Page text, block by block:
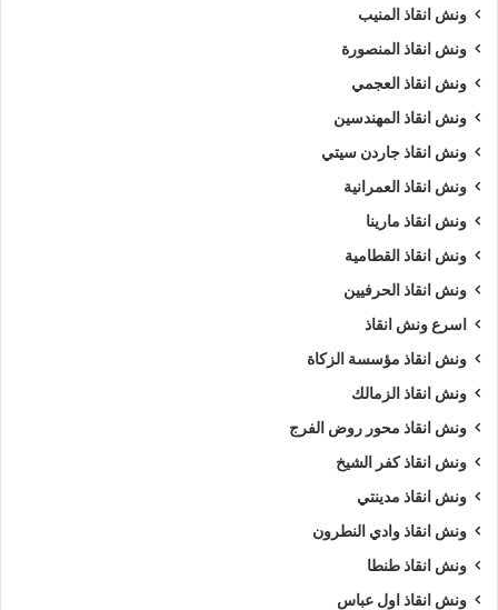
ونش انقاذ المنيب
ونش انقاذ المنصورة
ونش انقاذ العجمي
ونش انقاذ المهندسين
ونش انقاذ جاردن سيتي
ونش انقاذ العمرانية
ونش انقاذ مارينا
ونش انقاذ القطامية
ونش انقاذ الحرفيين
اسرع ونش انقاذ
ونش انقاذ مؤسسة الزكاة
ونش انقاذ الزمالك
ونش انقاذ محور روض الفرج
ونش انقاذ كفر الشيخ
ونش انقاذ مدينتي
ونش انقاذ وادي النطرون
ونش انقاذ طنطا
ونش انقاذ اول عباس